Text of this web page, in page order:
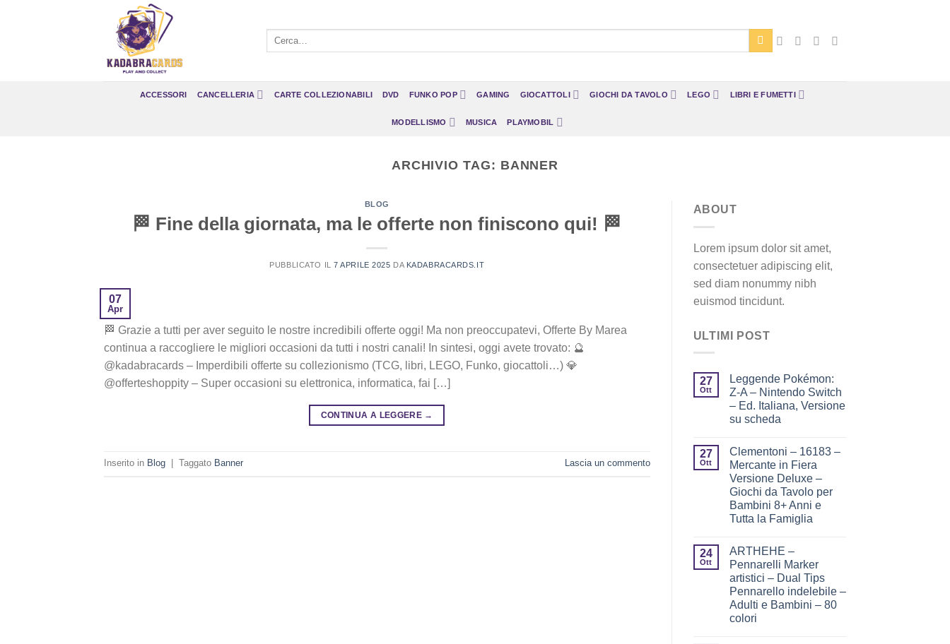
Cerca:
ACCESSORI CANCELLERIA CARTE COLLEZIONABILI DVD FUNKO POP GAMING GIOCATTOLI GIOCHI DA TAVOLO LEGO LIBRI E FUMETTI
MODELLISMO MUSICA PLAYMOBIL
ARCHIVIO TAG: BANNER
BLOG
🏁 Fine della giornata, ma le offerte non finiscono qui! 🏁
PUBBLICATO IL7 APRILE 2025 DA KADABRACARDS.IT
07
Apr
🏁 Grazie a tutti per aver seguito le nostre incredibili offerte oggi! Ma non preoccupatevi, Offerte By Marea
continua a raccogliere le migliori occasioni da tutti i nostri canali! In sintesi, oggi avete trovato: 🔮
@kadabracards – Imperdibili offerte su collezionismo (TCG, libri, LEGO, Funko, giocattoli…) 💎
@offerteshoppity – Super occasioni su elettronica, informatica, fai […]
CONTINUA A LEGGERE →
Inserito in Blog Taggato Banner Lascia un commento
ABOUT
Lorem ipsum dolor sit amet,
consectetuer adipiscing elit,
sed diam nonummy nibh
euismod tincidunt.
ULTIMI POST
27
Ott
Leggende Pokémon:
Z-A – Nintendo Switch
– Ed. Italiana, Versione
su scheda
27
Ott
Clementoni – 16183 –
Mercante in Fiera
Versione Deluxe –
Giochi da Tavolo per
Bambini 8+ Anni e
Tutta la Famiglia
24
Ott
ARTHEHE –
Pennarelli Marker
artistici – Dual Tips
Pennarello indelebile –
Adulti e Bambini – 80
colori